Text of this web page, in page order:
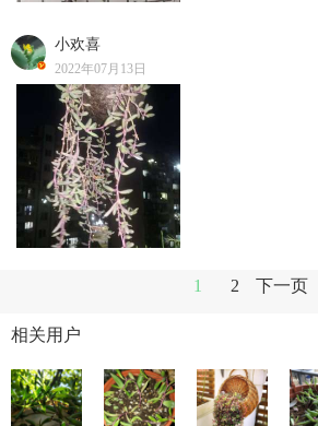
小欢喜
2022年07月13日
1 2 下一页
相关用户